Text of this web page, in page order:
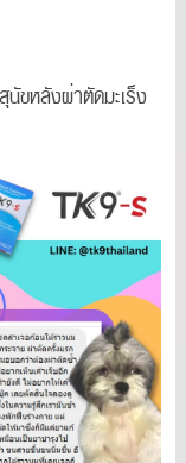
ขหลังผ่าตัดมะเร็ง